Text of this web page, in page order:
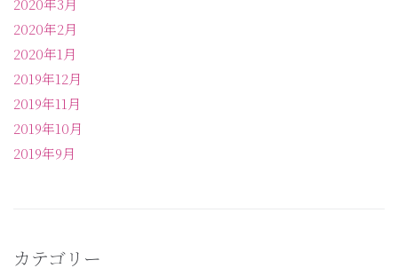
2020年2月
2020年1月
2019年12月
2019年11月
2019年10月
2019年9月
カテゴリー